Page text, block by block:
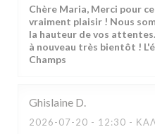
Chère Maria, Merci pour
vraiment plaisir ! Nous
la hauteur de vos
à nouveau très bientôt !
Champs
Ghislaine D
2026-07-20 - 12:30 -